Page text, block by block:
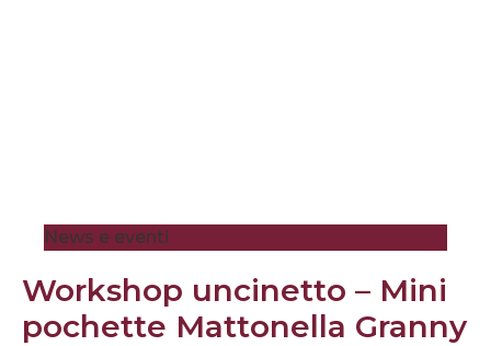
News e eventi
Workshop uncinetto – Mini
pochette Mattonella Granny